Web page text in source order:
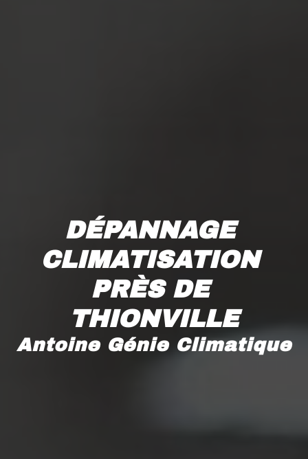
DÉPANNAGE
CLIMATISATION
PRÈS DE
THIONVILLE
Antoine Génie Climatique